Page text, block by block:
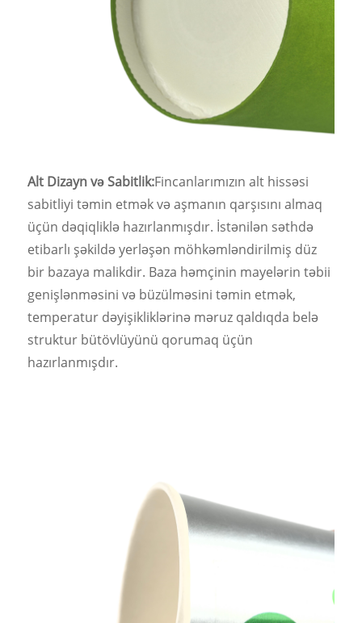
Alt Dizayn və Sabitlik:Fincanlarımızın alt hissəsi
sabitliyi təmin etmək və aşmanın qarşısını almaq
üçün dəqiqliklə hazırlanmışdır. İstənilən səthdə
etibarlı şəkildə yerləşən möhkəmləndirilmiş düz
bir bazaya malikdir. Baza həmçinin mayelərin təbii
genişlənməsini və büzülməsini təmin etmək,
temperatur dəyişikliklərinə məruz qaldıqda belə
struktur bütövlüyünü qorumaq üçün
hazırlanmışdır.